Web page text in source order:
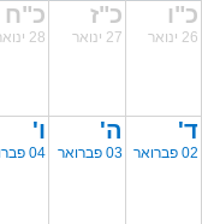
כ"ו
26 ינואר
כ"ז
27 ינואר
כ"ח
28 ינואר
ד'
02 פברואר
ה'
03 פברואר
ו'
04 פברואר